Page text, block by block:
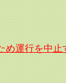
運行を中止